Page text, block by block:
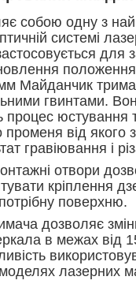
собою одну з
системі
для
Майданчик
гвинтами.
юстування
променя від якого
гравіювання і
отвори
кріплення
потрібну поверхню.
дозволяє
в межах від
моделях лазерних